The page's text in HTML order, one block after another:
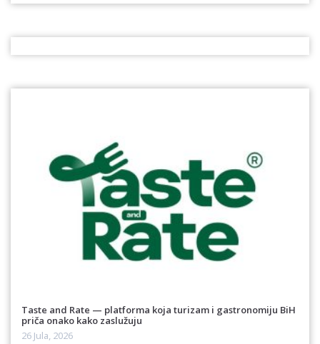
Taste and Rate — platforma koja turizam i gastronomiju BiH
priča onako kako zaslužuju
26 Jula, 2026